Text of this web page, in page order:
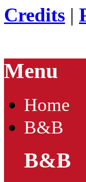
Credits |
Menu
Home
B&B
B&B